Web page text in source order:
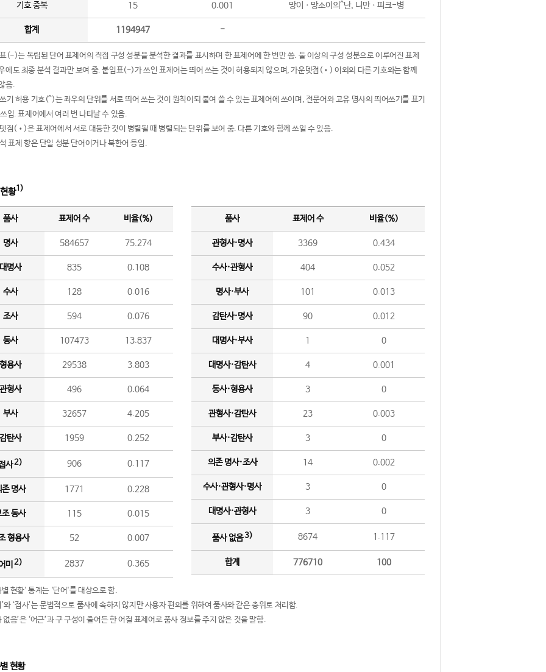
기호 중복 15 0.001 망이ㆍ망소이의^난, 니만ㆍ피크-병
합계 1194947 -
(-)는 독립된 단어 표제어의 직접 구성 성분을 분석한 결과를 표시하며 한 표제어에 한 번만 씀. 둘 이상의 구성 성분으로 이루어진 표제
에도 최종 분석 결과만 보여 줌. 붙임표(-)가 쓰인 표제어는 띄어 쓰는 것이 허용되지 않으며, 가운뎃점(•) 이외의 다른 기호와는 함께
음.
기 허용 기호(^)는 좌우의 단위를 서로 띄어 쓰는 것이 원칙이되 붙여 쓸 수 있는 표제어에 쓰이며, 전문어와 고유 명사의 띄어쓰기를 표기
임. 표제어에서 여러 번 나타날 수 있음.
점(•)은 표제어에서 서로 대등한 것이 병렬될 때 병렬되는 단위를 보여 줌. 다른 기호와 함께 쓰일 수 있음.
표제 항은 단일 성분 단어이거나 북한어 등임.
황1)
품사 표제어 수 비율(%)
명사 584657 75.274
명사 835 0.108
수사 128 0.016
조사 594 0.076
동사 107473 13.837
용사 29538 3.803
형사 496 0.064
부사 32657 4.205
탄사 1959 0.252
사2) 906 0.117
존 명사 1771 0.228
조 동사 115 0.015
형용사 52 0.007
미 2) 2837 0.365
품사 표제어 수 비율(%)
관형사·명사 3369 0.434
수사·관형사 404 0.052
명사·부사 101 0.013
감탄사·명사 90 0.012
대명사·부사 1 0
대명사·감탄사 4 0.001
동사·형용사 3 0
관형사·감탄사 23 0.003
부사·감탄사 3 0
의존 명사·조사 14 0.002
수사·관형사·명사 3 0
대명사·관형사 3 0
품사 없음3) 8674 1.117
합계 776710 100
현황' 통계는 '단어'를 대상으로 함.
와 ‘접사’는 문법적으로 품사에 속하지 않지만 사용자 편의를 위하여 품사와 같은 층위로 처리함.
없음’은 ‘어근’과 구 구성이 줄어든 한 어절 표제어로 품사 정보를 주지 않은 것을 말함.
현황